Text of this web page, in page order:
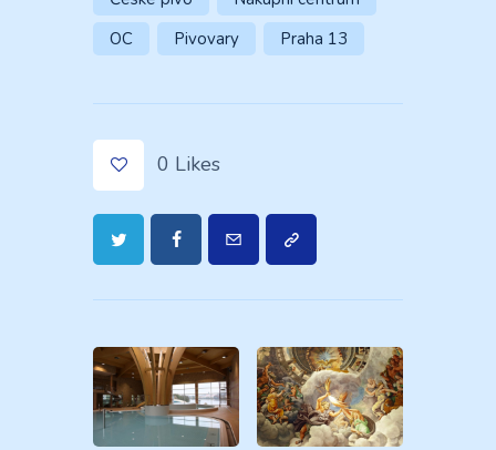
OC
Pivovary Praha 13
0 Likes
Navigace
pro
příspěvek